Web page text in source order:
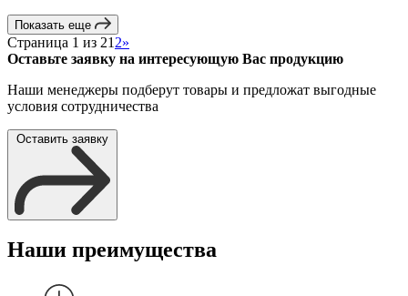
Показать еще
Страница 1 из 21 2»
Оставьте заявку на интересующую Вас продукцию
Наши менеджеры подберут товары и предложат выгодные
условия сотрудничества
Оставить заявку
Наши преимущества